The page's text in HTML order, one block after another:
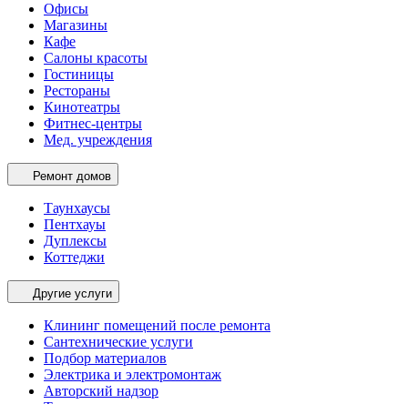
Офисы
Магазины
Кафе
Салоны красоты
Гостиницы
Рестораны
Кинотеатры
Фитнес-центры
Мед. учреждения
Ремонт домов
Таунхаусы
Пентхауы
Дуплексы
Коттеджи
Другие услуги
Клининг помещений после ремонта
Сантехнические услуги
Подбор материалов
Электрика и электромонтаж
Авторский надзор